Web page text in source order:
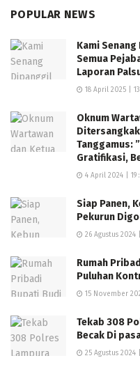
untuk dilakukan
Sekampung Lampung
Sukamulya, Kecamatan
Kabupaten Cianjur, DH
Katun, Kecamatan
(rls/Yudi)
POPULAR NEWS
Kami
Semua
Laporan
18 April 2025 |
Oknum
Tanggamus:
Gratifikasi,
4 April 2024 | 19 :
Siap Panen,
Pekurun
26 Agustus 2024
Rumah
Puluhan
15 November
Tekab 308
Becak Di
25 Agustus 2024